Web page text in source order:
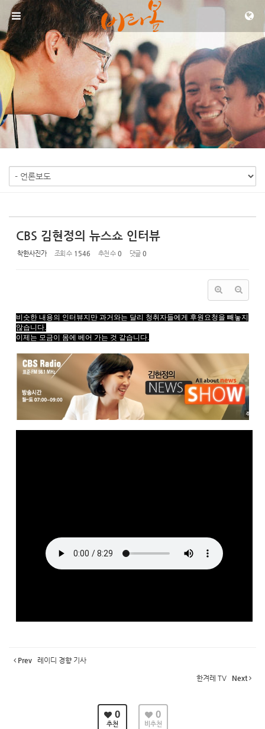
메뉴 건너뛰기
CBS 김현정의 뉴스쇼 인터뷰
착한사진가 조회 수 1546 추천 수 0 댓글 0
비슷한 내용의 인터뷰지만 과거와는 달리 청취자들에게 후원요청을 빼놓지
않습니다.
이제는 모금이 몸에 베어 가는 것 같습니다.
Prev 레이디 경향 기사
한겨레 TV Next
0
추천
0
비추천